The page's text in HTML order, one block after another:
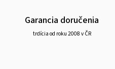
Garancia doručenia
trdícia od roku 2008 v ČR